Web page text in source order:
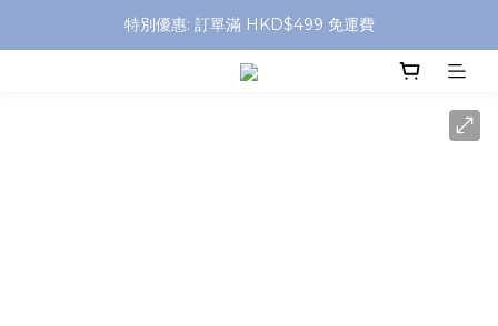
特別優惠: 訂單滿 HKD$499 免運費
特別優惠: 訂單滿 HKD$499 免運費
門店自取 任何消費免運費